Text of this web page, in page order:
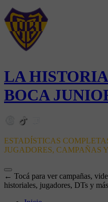
LA
BOCA
ESTADÍSTICAS
JUGADORES, CAMPAÑAS
← Tocá para ver campañas,
historiales, jugadores, DTs y más